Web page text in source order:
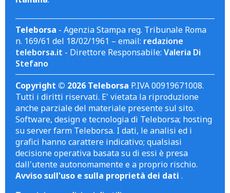
Teleborsa - Agenzia Stampa reg. Tribunale Roma
n. 169/61 del 18/02/1961 – email: redazione
teleborsa.it - Direttore Responsabile: Valeria Di
Stefano
Copyright © 2026 Teleborsa P.IVA 00919671008.
Tutti i diritti riservati. E' vietata la riproduzione
anche parziale del materiale presente sul sito.
Software, design e tecnologia di Teleborsa; hosting
su server farm Teleborsa. I dati, le analisi ed i
grafici hanno carattere indicativo; qualsiasi
decisione operativa basata su di essi è presa
dall'utente autonomamente e a proprio rischio.
Avviso sull'uso e sulla proprietà dei dati .